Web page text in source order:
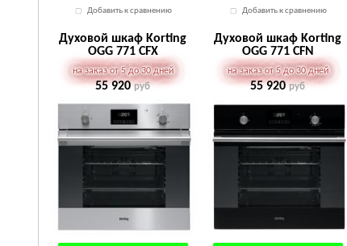
Добавить к сравнению Добавить к сравнению
Духовой шкаф Korting
OGG 771 CFX
на заказ от 5 до 30 дней
55 920руб
Духовой шкаф Korting
OGG 771 CFN
на заказ от 5 до 30 дней
55 920руб